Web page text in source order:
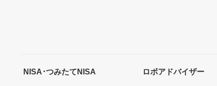
NISA･つみたてNISA ロボアドバイザー